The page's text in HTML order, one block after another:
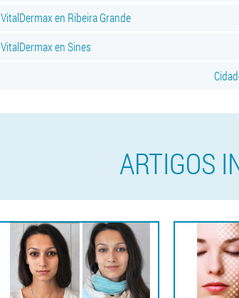
VitalDermax en Ribeira Grande
VitalDermax en Sines
ARTIGOS